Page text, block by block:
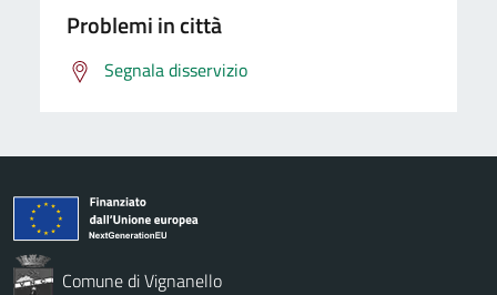
Problemi in città
Segnala disservizio
Comune di Vignanello